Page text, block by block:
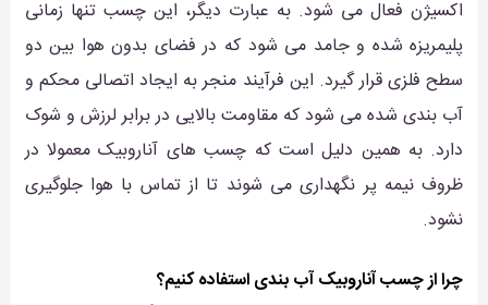
اکسیژن فعال می شود. به عبارت دیگر، این چسب تنها زمانی
پلیمریزه شده و جامد می شود که در فضای بدون هوا بین دو
سطح فلزی قرار گیرد. این فرآیند منجر به ایجاد اتصالی محکم و
آب بندی شده می شود که مقاومت بالایی در برابر لرزش و شوک
دارد. به همین دلیل است که چسب های آناروبیک معمولا در
ظروف نیمه پر نگهداری می شوند تا از تماس با هوا جلوگیری
نشود.
چرا از چسب آناروبیک آب بندی استفاده کنیم؟